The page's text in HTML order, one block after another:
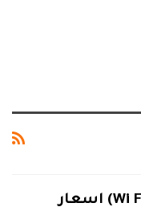
الجمهورية نيوز داخل اماكن (wi Fi) اسعار